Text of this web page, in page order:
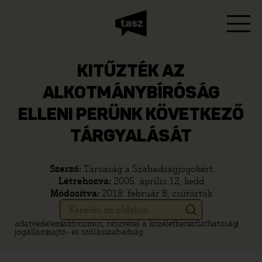
KITŰZTÉK AZ
ALKOTMÁNYBÍRÓSÁG
ELLENI PERÜNK KÖVETKEZŐ
TÁRGYALÁSÁT
Szerző: Társaság a Szabadságjogokért
Létrehozva: 2005. április 12, kedd
Módosítva: 2018. február 8, csütörtök
adatvédelemaktivizmus, részvétel a közéletbenátláthatóság
jogállamsajtó- és szólásszabadság